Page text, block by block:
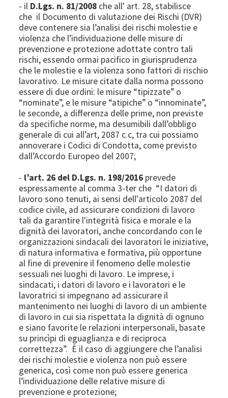
- il D.Lgs. n. 81/2008 che all' art. 28, stabilisce
che il Documento di valutazione dei Rischi (DVR)
deve contenere sia l’analisi dei rischi molestie e
violenza che l’individuazione delle misure di
prevenzione e protezione adottate contro tali
rischi, essendo ormai pacifico in giurisprudenza
che le molestie e la violenza sono fattori di rischio
lavorativo. Le misure citate dalla norma possono
essere di due ordini: le misure “tipizzate” o
“nominate”, e le misure “atipiche” o “innominate”,
le seconde, a differenza delle prime, non previste
da specifiche norme, ma desumibili dall’obbligo
generale di cui all’art, 2087 c.c, tra cui possiamo
annoverare i Codici di Condotta, come previsto
dall’Accordo Europeo del 2007;
- l’art. 26 del D.Lgs. n. 198/2016 prevede
espressamente al comma 3-ter che “I datori di
lavoro sono tenuti, ai sensi dell'articolo 2087 del
codice civile, ad assicurare condizioni di lavoro
tali da garantire l'integrità fisica e morale e la
dignità dei lavoratori, anche concordando con le
organizzazioni sindacali dei lavoratori le iniziative,
di natura informativa e formativa, più opportune
al fine di prevenire il fenomeno delle molestie
sessuali nei luoghi di lavoro. Le imprese, i
sindacati, i datori di lavoro e i lavoratori e le
lavoratrici si impegnano ad assicurare il
mantenimento nei luoghi di lavoro di un ambiente
di lavoro in cui sia rispettata la dignità di ognuno
e siano favorite le relazioni interpersonali, basate
su princìpi di eguaglianza e di reciproca
correttezza”. È il caso di aggiungere che l’analisi
dei rischi molestie e violenza non può essere
generica, così come non può essere generica
l’individuazione delle relative misure di
prevenzione e protezione;